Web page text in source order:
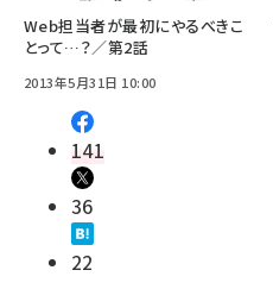
Web担当者が最初にやるべきこ
とって…？／第2話
2013年5月31日 10:00
141
36
22